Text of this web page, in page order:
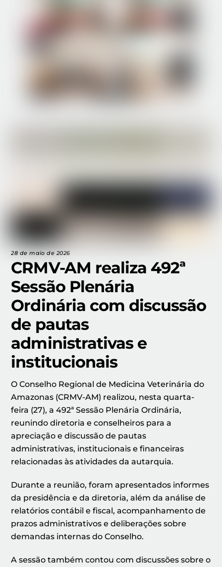
28 de maio de 2026
CRMV-AM realiza 492ª
Sessão Plenária
Ordinária com discussão
de pautas
administrativas e
institucionais
O Conselho Regional de Medicina Veterinária do
Amazonas (CRMV-AM) realizou, nesta quarta-
feira (27), a 492ª Sessão Plenária Ordinária,
reunindo diretoria e conselheiros para a
apreciação e discussão de pautas
administrativas, institucionais e financeiras
relacionadas às atividades da autarquia.
Durante a reunião, foram apresentados informes
da presidência e da diretoria, além da análise de
relatórios contábil e fiscal, acompanhamento de
prazos administrativos e deliberações sobre
demandas internas do Conselho.
A sessão também contou com discussões sobre o